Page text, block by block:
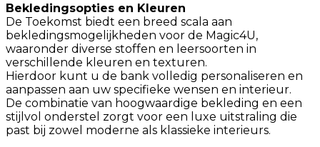
Bekledingsopties en Kleuren
De Toekomst biedt een breed scala aan
bekledingsmogelijkheden voor de Magic4U,
waaronder diverse stoffen en leersoorten in
verschillende kleuren en texturen.
Hierdoor kunt u de bank volledig personaliseren en
aanpassen aan uw specifieke wensen en interieur.
De combinatie van hoogwaardige bekleding en een
stijlvol onderstel zorgt voor een luxe uitstraling die
past bij zowel moderne als klassieke interieurs.​